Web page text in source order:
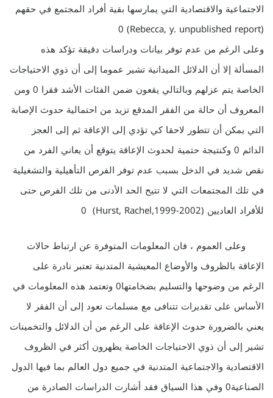
الاجتماعية والاقتصادية التي يمارسها بقية أفراد المجتمع في حقهم
(Rebecca, y. unpublished report) 0
وعلى الرغم من عدم توفر بيانات ودراسات دقيقة تؤكد هذه
المسألة إلا أن الدلائل الميدانية تشير عموما إلى أن ذوي الاحتياجات
الخاصة يتم عزلهم وبالتالي يقعون ضمن الفئات الأشد فقرا 0 ومن
المعروف أن حالة من الفقر المدقع تزيد من احتمالية حدوث الإصابة
التي يمكن أن تتطور لاحقا كي تؤدي إلى الإعاقة ثم إلى العجز
الدائم 0 وكنتيجة حتمية لحدوث الإعاقة يتوقع أن يعاني الفرد من
نقص شديد في الدخل بسبب عدم توفر الفرص التأهيلية والتشغيلية
في تلك المجتمعات التي لا تتيح الحد الأدنى من تلك الفرص حتى
للأفراد العاديين (Hurst, Rachel,1999-2002) 0
وعلى العموم ، فان المعلومات المتوفرة عن ارتباط حالات
الإعاقة بالظروف والأوضاع المعيشية المتدنية تعتبر نادرة على
الرغم من وضوحها والتسليم بضخامتها0 وتعتمد هذه المعلومات في
الأساس على تقديرات تتنافى مع مسلمات تعود إلى أن الفقر لا
يعني بالضرورة حدوث الإعاقة على الرغم من أن الدلائل والتخمينات
تشير إلى أن ذوي الاحتياجات الخاصة يظهرون أكثر في الظروف
الاقتصادية والاجتماعية المتدنية في جميع دول العالم بما فيها الدول
الصناعية0 وفي هذا السياق فقد أشارت الدراسات الصادرة من